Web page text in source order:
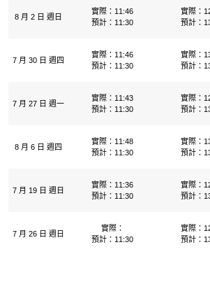
8 月 2 日 週日
實際：11:46
預計：11:30
實際：
預計：
7 月 30 日 週四
實際：11:46
預計：11:30
實際：
預計：
7 月 27 日 週一
實際：11:43
預計：11:30
實際：
預計：
8 月 6 日 週四
實際：11:48
預計：11:30
實際：
預計：
7 月 19 日 週日
實際：11:36
預計：11:30
實際：
預計：
7 月 26 日 週日
實際：
預計：11:30
實際：
預計：